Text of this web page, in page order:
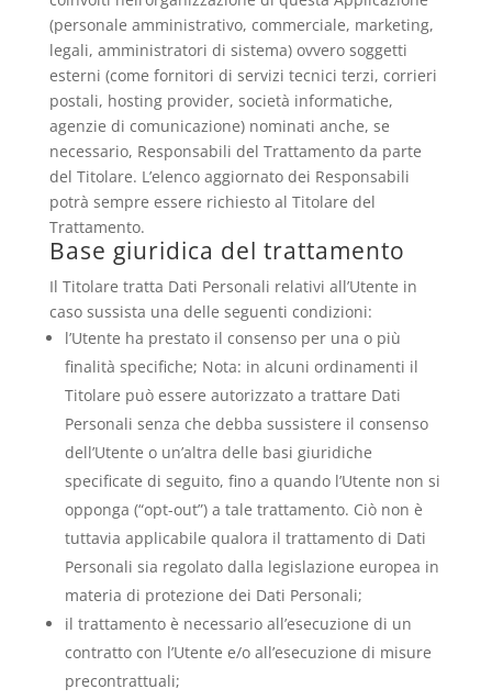
(personale amministrativo, commerciale, marketing,
legali, amministratori di sistema) ovvero soggetti
esterni (come fornitori di servizi tecnici terzi, corrieri
postali, hosting provider, società informatiche,
agenzie di comunicazione) nominati anche, se
necessario, Responsabili del Trattamento da parte
del Titolare. L’elenco aggiornato dei Responsabili
potrà sempre essere richiesto al Titolare del
Trattamento.
Base giuridica del trattamento
Il Titolare tratta Dati Personali relativi all’Utente in
caso sussista una delle seguenti condizioni:
l’Utente ha prestato il consenso per una o più
finalità specifiche; Nota: in alcuni ordinamenti il
Titolare può essere autorizzato a trattare Dati
Personali senza che debba sussistere il consenso
dell’Utente o un’altra delle basi giuridiche
specificate di seguito, fino a quando l’Utente non si
opponga (“opt-out”) a tale trattamento. Ciò non è
tuttavia applicabile qualora il trattamento di Dati
Personali sia regolato dalla legislazione europea in
materia di protezione dei Dati Personali;
il trattamento è necessario all’esecuzione di un
contratto con l’Utente e/o all’esecuzione di misure
precontrattuali;